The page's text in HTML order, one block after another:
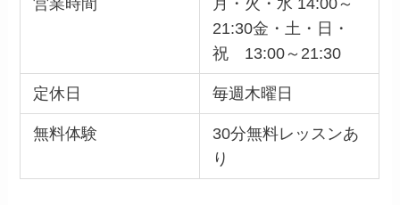
営業時間
月・火・水 14:00～
21:30金・土・日・
祝 13:00～21:30
定休日 毎週木曜日
無料体験
30分無料レッスンあ
り